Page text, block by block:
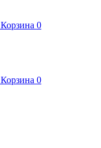
Корзина 0
Корзина 0